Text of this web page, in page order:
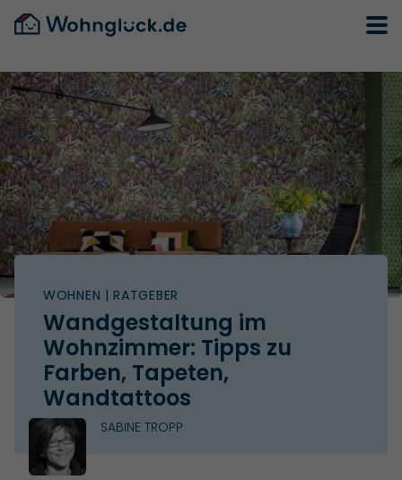
WOHNEN | RATGEBER
Wandgestaltung im
Wohnzimmer: Tipps zu
Farben, Tapeten,
Wandtattoos
SABINE TROPP